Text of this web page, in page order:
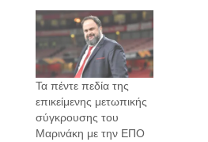
Τα πέντε πεδία της
επικείμενης μετωπικής
σύγκρουσης του
Μαρινάκη με την ΕΠΟ